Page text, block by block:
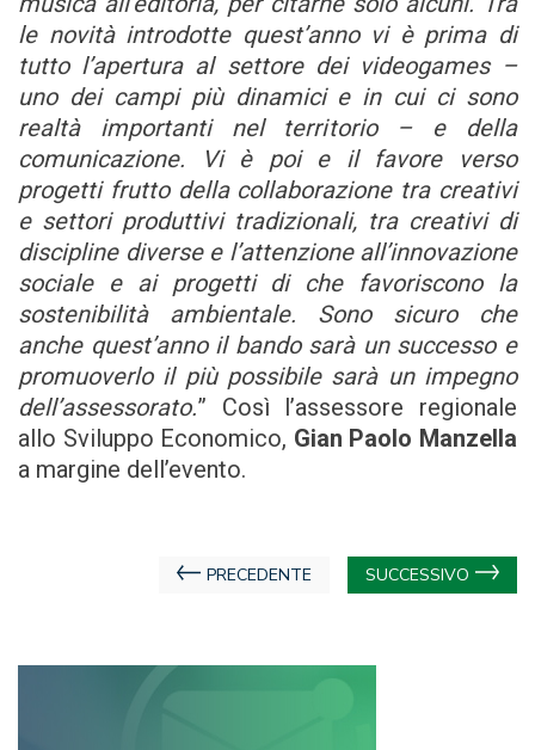
le novità introdotte quest’anno vi è prima di
tutto l’apertura al settore dei videogames –
uno dei campi più dinamici e in cui ci sono
realtà importanti nel territorio – e della
comunicazione. Vi è poi e il favore verso
progetti frutto della collaborazione tra creativi
e settori produttivi tradizionali, tra creativi di
discipline diverse e l’attenzione all’innovazione
sociale e ai progetti di che favoriscono la
sostenibilità ambientale. Sono sicuro che
anche quest’anno il bando sarà un successo e
promuoverlo il più possibile sarà un impegno
dell’assessorato.” Così l’assessore regionale
allo Sviluppo Economico, Gian Paolo Manzella
a margine dell’evento.
Navigazione
PRECEDENTE SUCCESSIVO